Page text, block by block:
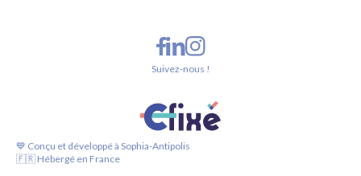
💙 Conçu et développé à Sophia-Antipolis
🇫🇷 Hébergé en France
Suivez-nous !